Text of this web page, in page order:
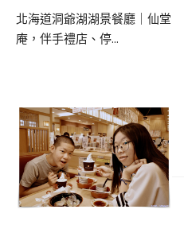
北海道洞爺湖湖景餐廳｜仙堂
庵，伴手禮店、停...